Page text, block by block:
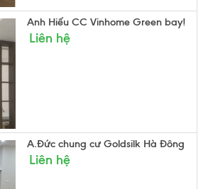
Anh Hiếu CC Vinhome Green bay!
Liên hệ
A.Đức chung cư Goldsilk Hà Đông
Liên hệ